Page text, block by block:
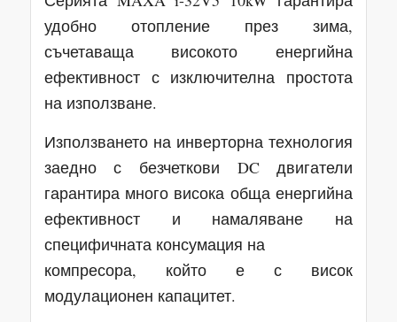
удобно отопление през зима,
съчетаваща високото енергийна
ефективност с изключителна простота
на използване.
Използването на инверторна технология
заедно с безчеткови DC двигатели
гарантира много висока обща енергийна
ефективност и намаляване на
специфичната консумация на
компресора, който е с висок
модулационен капацитет.